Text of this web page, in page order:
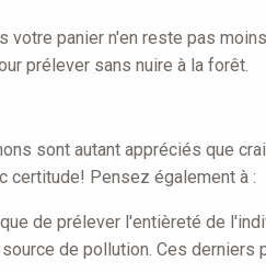
panier n'en reste pas
prélever sans nuire à la forêt.
sont autant appréciés que
certitude! Pensez également à :
de prélever l'entièreté de
de pollution. Ces